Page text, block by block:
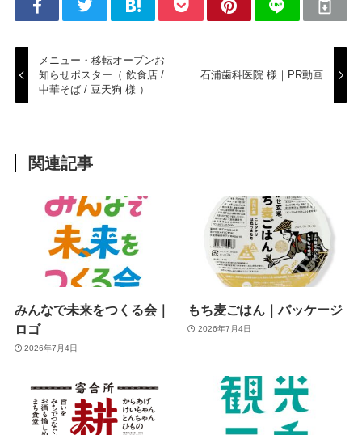
メニュー・移転オープンお
知らせポスター（ 飲食店 /
中華そば / 豆天狗 様 ）
石浦歯科医院 様｜PR動画
関連記事
みんなで未来をつくる会｜
ロゴ
2026年7月4日
もち麦ごはん｜パッケージ
2026年7月4日